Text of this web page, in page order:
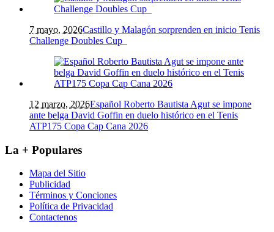
7 mayo, 2026Castillo y Malagón sorprenden en inicio Tenis
Challenge Doubles Cup
12 marzo, 2026Español Roberto Bautista Agut se impone
ante belga David Goffin en duelo histórico en el Tenis
ATP175 Copa Cap Cana 2026
La + Populares
Mapa del Sitio
Publicidad
Términos y Conciones
Política de Privacidad
Contactenos